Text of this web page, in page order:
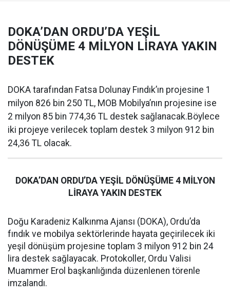
DOKA’DAN ORDU’DA YEŞİL
DÖNÜŞÜME 4 MİLYON LİRAYA YAKIN
DESTEK
DOKA tarafından Fatsa Dolunay Fındık’ın projesine 1
milyon 826 bin 250 TL, MOB Mobilya’nın projesine ise
2 milyon 85 bin 774,36 TL destek sağlanacak.Böylece
iki projeye verilecek toplam destek 3 milyon 912 bin
24,36 TL olacak.
DOKA’DAN ORDU’DA YEŞİL DÖNÜŞÜME 4 MİLYON
LİRAYA YAKIN DESTEK
Doğu Karadeniz Kalkınma Ajansı (DOKA), Ordu’da
fındık ve mobilya sektörlerinde hayata geçirilecek iki
yeşil dönüşüm projesine toplam 3 milyon 912 bin 24
lira destek sağlayacak. Protokoller, Ordu Valisi
Muammer Erol başkanlığında düzenlenen törenle
imzalandı.